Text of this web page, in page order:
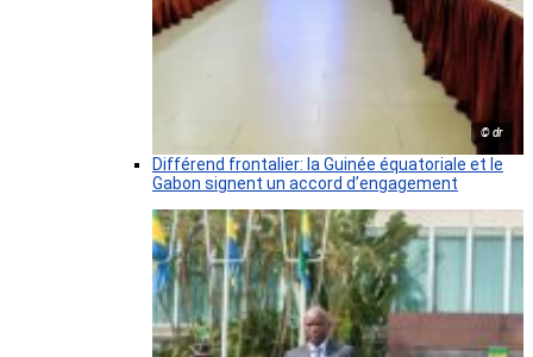
© dr
Différend frontalier: la Guinée équatoriale et le
Gabon signent un accord d’engagement